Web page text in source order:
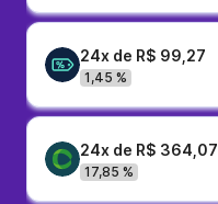
24x de R$ 99,27
1,45 %
24x de R$ 364,07
17,85 %